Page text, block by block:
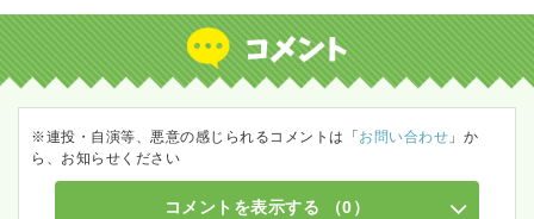
※連投・自演等、悪意の感じられるコメントは「 お問い合わせ 」か
ら、お知らせください
コメントを表示する （0）